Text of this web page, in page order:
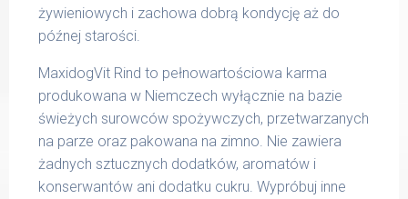
żywieniowych i zachowa dobrą kondycję aż do
późnej starości.
MaxidogVit Rind to pełnowartościowa karma
produkowana w Niemczech wyłącznie na bazie
świeżych surowców spożywczych, przetwarzanych
na parze oraz pakowana na zimno. Nie zawiera
żadnych sztucznych dodatków, aromatów i
konserwantów ani dodatku cukru. Wypróbuj inne